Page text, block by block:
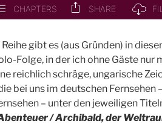
gibt es (aus Gründen) in
Folge, in der ich ohne Gäste nur
reichlich schräge, ungarische
bei uns im deutschen Fernsehen
– unter den jeweiligen
/ Archibald, der